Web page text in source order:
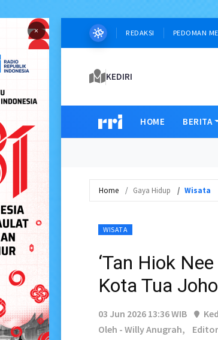
× REDAKSI PEDOMAN
KEDIRI
HOME BERITA
Home Gaya Hidup Wisata
WISATA
‘Tan Hiok
Kota Tua
03 Jun 2026 13:36 WIB
Oleh - Willy Anugrah,